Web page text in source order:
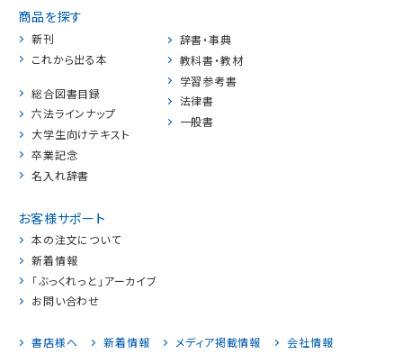
商品を探す
新刊
これから出る本
総合図書目録
六法ラインナップ
大学生向けテキスト
卒業記念
名入れ辞書
辞書・事典
教科書・教材
学習参考書
法律書
一般書
お客様サポート
本の注文について
新着情報
「ぶっくれっと」アーカイブ
お問い合わせ
書店様へ 新着情報 メディア掲載情報 会社情報